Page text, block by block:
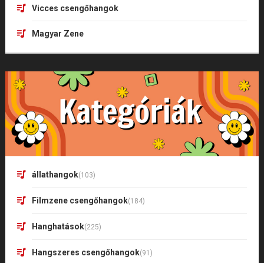
Vicces csengőhangok
Magyar Zene
állathangok(103)
Filmzene csengőhangok(184)
Hanghatások(225)
Hangszeres csengőhangok(91)